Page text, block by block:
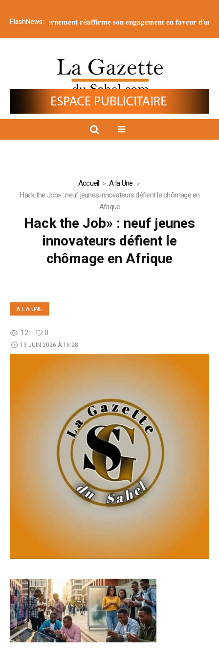
FlashNews:
g𝐨𝐮𝐯𝐞𝐫𝐧𝐞𝐦𝐞𝐧𝐭 𝐫é𝐚𝐟𝐟𝐢𝐫𝐦𝐞 𝐬𝐨𝐧 𝐞𝐧𝐠𝐚𝐠𝐞𝐦𝐞𝐧𝐭 𝐞𝐧 𝐟𝐚𝐯𝐞𝐮𝐫 𝐝’𝐮𝐧𝐞
Accueil
A la Une
Hack the Job» : neuf jeunes innovateurs défient le chômage en
Afrique
Hack the Job» : neuf jeunes
innovateurs défient le
chômage en Afrique
A LA UNE
12 0
13 JUIN 2026 À 16:28